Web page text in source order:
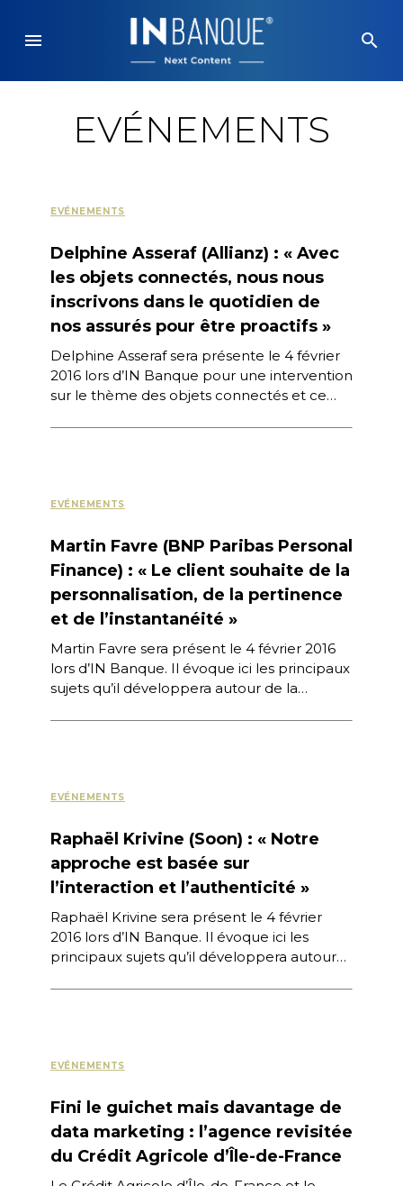
content
menu search
EVÉNEMENTS
EVÉNEMENTS
Delphine Asseraf (Allianz) : « Avec
les objets connectés, nous nous
inscrivons dans le quotidien de
nos assurés pour être proactifs »
Delphine Asseraf sera présente le 4 février
2016 lors d’IN Banque pour une intervention
sur le thème des objets connectés et ce
EVÉNEMENTS
Martin Favre (BNP Paribas Personal
Finance) : « Le client souhaite de la
personnalisation, de la pertinence
et de l’instantanéité »
Martin Favre sera présent le 4 février 2016
lors d’IN Banque. Il évoque ici les principaux
sujets qu’il développera autour de la
EVÉNEMENTS
Raphaël Krivine (Soon) : « Notre
approche est basée sur
l’interaction et l’authenticité »
Raphaël Krivine sera présent le 4 février
2016 lors d’IN Banque. Il évoque ici les
principaux sujets qu’il développera autour
EVÉNEMENTS
Fini le guichet mais davantage de
data marketing : l’agence revisitée
du Crédit Agricole d’Île-de-France